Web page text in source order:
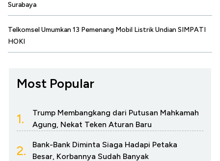
Surabaya
Telkomsel Umumkan 13 Pemenang Mobil Listrik Undian SIMPATI
HOKI
Most Popular
1.
Trump Membangkang dari Putusan Mahkamah
Agung, Nekat Teken Aturan Baru
2.
Bank-Bank Diminta Siaga Hadapi Petaka
Besar, Korbannya Sudah Banyak